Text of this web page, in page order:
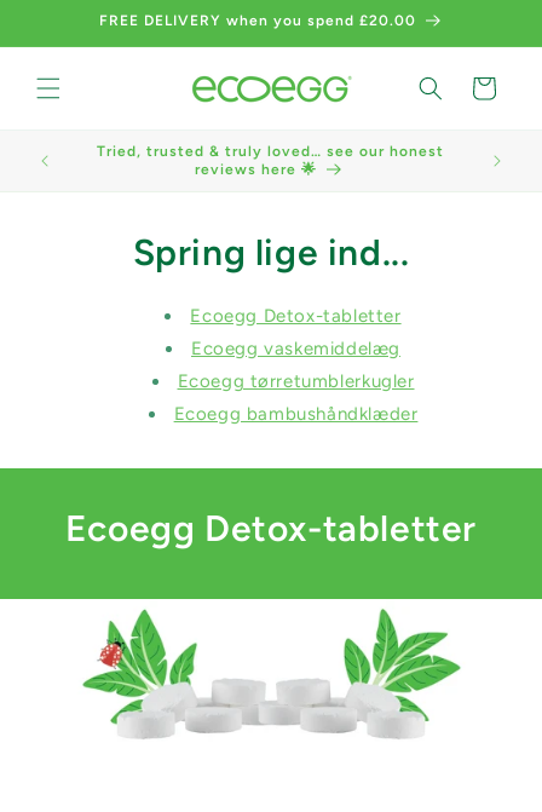
FREE DELIVERY when you spend £20.00
Cart
Tried, trusted & truly loved… see our honest
reviews here 🌟
We
Spring lige ind...
Ecoegg Detox-tabletter
Ecoegg vaskemiddelæg
Ecoegg tørretumblerkugler
Ecoegg bambushåndklæder
Ecoegg Detox-tabletter